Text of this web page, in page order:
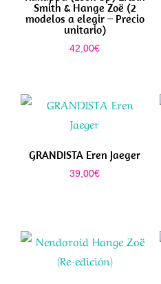
Smith & Hange Zoë (2
modelos a elegir – Precio
unitario)
42,00€
GRANDISTA Eren Jaeger
39,00€